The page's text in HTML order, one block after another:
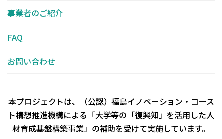
事業者のご紹介
FAQ
お問い合わせ
本プロジェクトは、（公認）福島イノベーション・コース
ト構想推進機構による 「大学等の「復興知」を活用した人
材育成基盤構築事業」の補助を受けて実施しています。